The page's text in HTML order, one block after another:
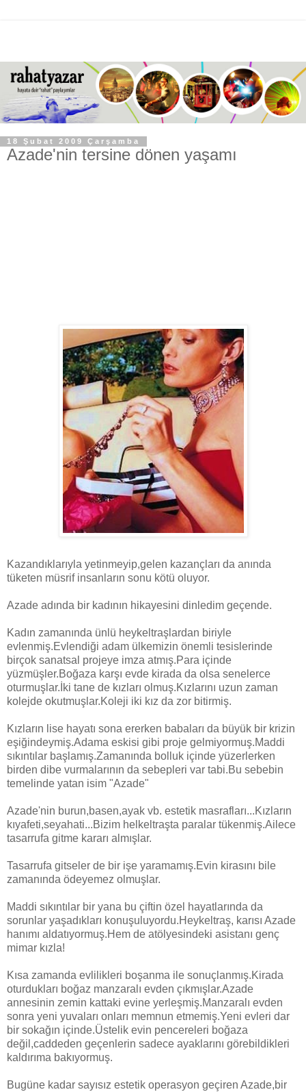
18 Şubat 2009 Çarşamba
Azade'nin tersine dönen yaşamı
Kazandıklarıyla yetinmeyip,gelen kazançları da anında
tüketen müsrif insanların sonu kötü oluyor.
Azade adında bir kadının hikayesini dinledim geçende.
Kadın zamanında ünlü heykeltraşlardan biriyle
evlenmiş.Evlendiği adam ülkemizin önemli tesislerinde
birçok sanatsal projeye imza atmış.Para içinde
yüzmüşler.Boğaza karşı evde kirada da olsa senelerce
oturmuşlar.İki tane de kızları olmuş.Kızlarını uzun zaman
kolejde okutmuşlar.Koleji iki kız da zor bitirmiş.
Kızların lise hayatı sona ererken babaları da büyük bir krizin
eşiğindeymiş.Adama eskisi gibi proje gelmiyormuş.Maddi
sıkıntılar başlamış.Zamanında bolluk içinde yüzerlerken
birden dibe vurmalarının da sebepleri var tabi.Bu sebebin
temelinde yatan isim "Azade"
Azade'nin burun,basen,ayak vb. estetik masrafları...Kızların
kıyafeti,seyahati...Bizim helkeltraşta paralar tükenmiş.Ailece
tasarrufa gitme kararı almışlar.
Tasarrufa gitseler de bir işe yaramamış.Evin kirasını bile
zamanında ödeyemez olmuşlar.
Maddi sıkıntılar bir yana bu çiftin özel hayatlarında da
sorunlar yaşadıkları konuşuluyordu.Heykeltraş, karısı Azade
hanımı aldatıyormuş.Hem de atölyesindeki asistanı genç
mimar kızla!
Kısa zamanda evlilikleri boşanma ile sonuçlanmış.Kirada
oturdukları boğaz manzaralı evden çıkmışlar.Azade
annesinin zemin kattaki evine yerleşmiş.Manzaralı evden
sonra yeni yuvaları onları memnun etmemiş.Yeni evleri dar
bir sokağın içinde.Üstelik evin pencereleri boğaza
değil,caddeden geçenlerin sadece ayaklarını görebildikleri
kaldırıma bakıyormuş.
Bugüne kadar sayısız estetik operasyon geçiren Azade,bir